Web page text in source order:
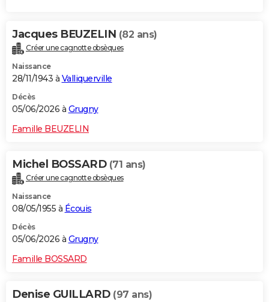
Jacques BEUZELIN (82 ans)
Créer une cagnotte obsèques
Naissance
28/11/1943 à Valliquerville
Décès
05/06/2026 à Grugny
Famille BEUZELIN
Michel BOSSARD (71 ans)
Créer une cagnotte obsèques
Naissance
08/05/1955 à Écouis
Décès
05/06/2026 à Grugny
Famille BOSSARD
Denise GUILLARD (97 ans)